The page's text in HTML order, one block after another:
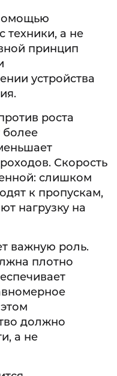
техники, а не
принцип
устройства
роста
более
Скорость
слишком
к пропускам,
нагрузку на
важную роль.
плотно
должно
а не